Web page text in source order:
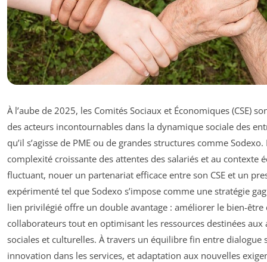
À l’aube de 2025, les Comités Sociaux et Économiques (CSE)
des acteurs incontournables dans la dynamique sociale des
qu’il s’agisse de PME ou de grandes structures comme Sodexo.
complexité croissante des attentes des salariés et au contexte
fluctuant, nouer un partenariat efficace entre son CSE et un
expérimenté tel que Sodexo s’impose comme une stratégie
lien privilégié offre un double avantage : améliorer le bien-être
collaborateurs tout en optimisant les ressources destinées aux
sociales et culturelles. À travers un équilibre fin entre dialogue
innovation dans les services, et adaptation aux nouvelles